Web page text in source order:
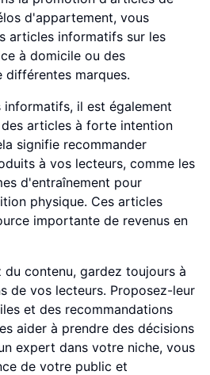
d'appartement, vous
articles informatifs sur les
à domicile ou des
différentes marques.
informatifs, il est également
articles à forte intention
signifie recommander
à vos lecteurs, comme les
d'entraînement pour
physique. Ces articles
importante de revenus en
du contenu, gardez toujours à
de vos lecteurs. Proposez-leur
et des recommandations
aider à prendre des décisions
expert dans votre niche, vous
de votre public et